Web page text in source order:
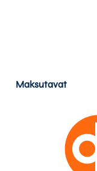
Maksutavat